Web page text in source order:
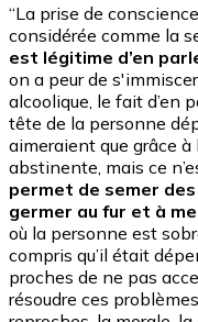
“La prise de
considérée comme la
est légitime d’en
on a peur de
alcoolique, le fait d’en
tête de la personne
aimeraient que grâce
abstinente, mais ce
permet de semer
germer au fur et à
où la personne est
compris qu’il était
proches de ne pas
résoudre ces